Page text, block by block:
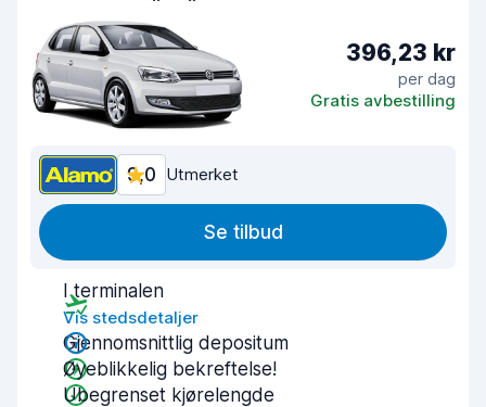
396,23 kr
per dag
Gratis avbestilling
9,0 Utmerket
Se tilbud
I terminalen
Vis stedsdetaljer
Gjennomsnittlig depositum
Øyeblikkelig bekreftelse!
Ubegrenset kjørelengde